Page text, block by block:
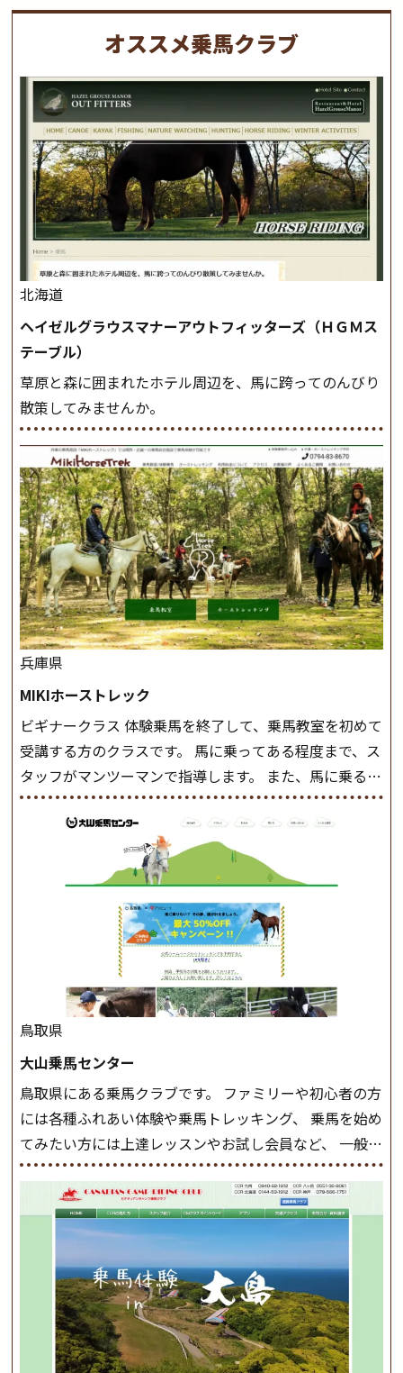
オススメ乗馬クラブ
北海道
ヘイゼルグラウスマナーアウトフィッターズ（ＨＧＭス
テーブル）
草原と森に囲まれたホテル周辺を、馬に跨ってのんびり
散策してみませんか。
兵庫県
MIKIホーストレック
ビギナークラス 体験乗馬を終了して、乗馬教室を初めて
受講する方のクラスです。 馬に乗ってある程度まで、ス
タッフがマンツーマンで指導します。 また、馬に乗るだ
けでなく、馬の手入れや馬装（鞍などを装着する） も
このクラスで把握し、「馬に触れること」にも慣れてい
きましょう。 スタートクラス ビギナークラスで単独で
軽速歩(けいはやあし)ができるようになったら スタート
クラスへ。 グループレッスンで馬のスピードを調整し
ながら 軽速歩・正反撞(せいはんどう)を学びます。 安定
した手綱操作と軽速歩・正反撞ができるようになれば
駈歩(かけあし)練習に入ります。 ホップクラス スタート
クラスで常歩(なみあし)や 速歩、駈歩の初歩をマスター
したら、 次は部班にて駈歩を含めた誘導練習を行いま
しょう。 ステップクラス ホップクラスまでに練習した
の扶助操作や誘導方法を身につけましょう。 注意事項
◆馬場使用状況により、使用する馬場はこちらで決定い
たしますのでご了承ください ◆基本は雨天決行です
が、落雷・強風等のより、安全上急遽中止させていただ
く場合がございます。 ◆三木ホースランドパークの協議
会や講習会等により、一部レッスンが中止になる場合が
ございます。 その際、ご予約いただいている皆様には事
前にご連絡いたします。MIKIホーストレックのツアー
はこちら
鳥取県
大山乗馬センター
鳥取県にある乗馬クラブです。 ファミリーや初心者の方
には各種ふれあい体験や乗馬トレッキング、 乗馬を始め
てみたい方には上達レッスンやお試し会員など、 一般の
方に幅広くお楽しみいただける施設を目指しています。
また、お手軽（低価格）に会員になったり自分の馬を持
つことのできる乗馬クラブでもあり、 健康や趣味、スポ
ーツ競技として、老若男女様々な方が、日々乗馬をお楽
しみいただいています。 なお、ゴールデンウィークと夏
休み期間中は無休で営業していますので、ぜひご家族で
お越しください！大山乗馬センターの紹介記事はこち